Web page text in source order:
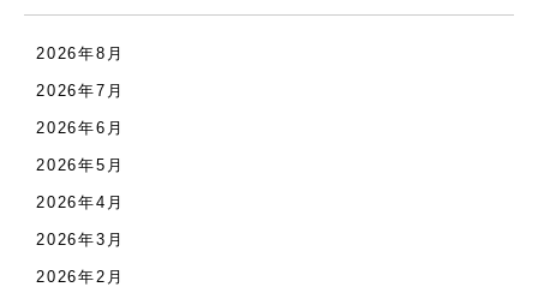
2026年8月
2026年7月
2026年6月
2026年5月
2026年4月
2026年3月
2026年2月